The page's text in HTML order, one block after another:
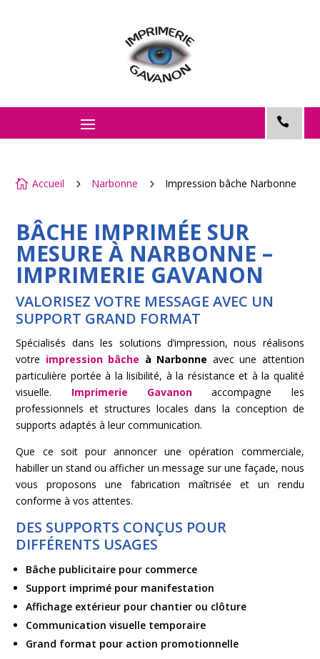
 Accueil 5 Narbonne 5 Impression bâche Narbonne
BÂCHE IMPRIMÉE SUR
MESURE À NARBONNE –
IMPRIMERIE GAVANON
VALORISEZ VOTRE MESSAGE AVEC UN
SUPPORT GRAND FORMAT
Spécialisés dans les solutions d’impression, nous réalisons
votre impression bâche à Narbonne avec une attention
particulière portée à la lisibilité, à la résistance et à la qualité
visuelle.
Imprimerie Gavanon
accompagne les
professionnels et structures locales dans la conception de
supports adaptés à leur communication.
Que ce soit pour annoncer une opération commerciale,
habiller un stand ou afficher un message sur une façade, nous
vous proposons une fabrication maîtrisée et un rendu
conforme à vos attentes.
DES SUPPORTS CONÇUS POUR
DIFFÉRENTS USAGES
Bâche publicitaire pour commerce
Support imprimé pour manifestation
Affichage extérieur pour chantier ou clôture
Communication visuelle temporaire
Grand format pour action promotionnelle